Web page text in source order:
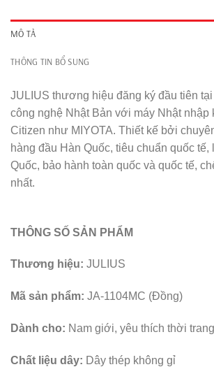
MÔ TẢ
THÔNG TIN BỔ SUNG
JULIUS thương hiệu đăng ký đầu tiên
công nghệ Nhật Bản với máy Nhật nhập
Citizen như MIYOTA. Thiết kế bởi
hàng đầu Hàn Quốc, tiêu chuẩn quốc tế,
Quốc, bảo hành toàn quốc và quốc tế,
nhất.
THÔNG SỐ SẢN PHẨM
Thương hiệu: JULIUS
Mã sản phẩm: JA-1104MC (Đồng)
Dành cho: Nam giới, yêu thích thời
Chất liệu dây: Dây thép không gỉ